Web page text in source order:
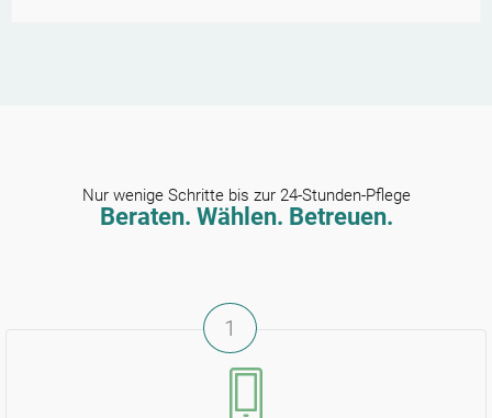
Nur wenige Schritte bis zur 24-Stunden-Pflege
Beraten. Wählen. Betreuen.
1